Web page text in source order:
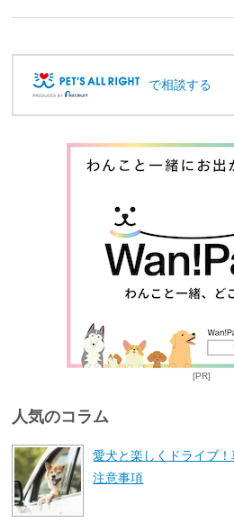
で相談する
[PR]
人気のコラム
愛犬と楽しくドライブ
注意事項